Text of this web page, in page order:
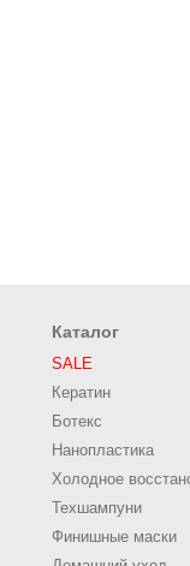
Каталог
SALE
Кератин
Ботекс
Нанопластика
Холодное
Техшампуни
Финишные маски